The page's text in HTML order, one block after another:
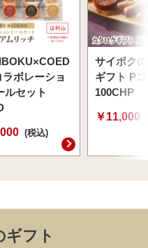
ボレーショ
ルセット
(税込)
サイボク
ギフト P
100CHP
￥11,000
ギフト